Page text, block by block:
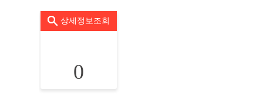
상세정보조회
0